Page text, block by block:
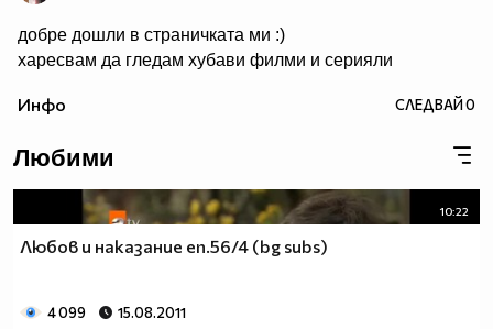
добре дошли в страничката ми :)
харесвам да гледам хубави филми и серияли
Инфо СЛЕДВАЙ0
Любими
10:22
Любов и наказание еп.56/4 (bg subs)
4 099 15.08.2011